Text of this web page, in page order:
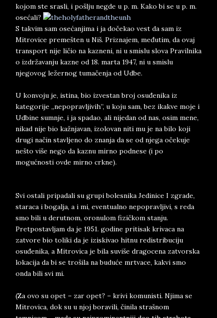
kojom ste srasli, i pošlju negde u p. m. Kako bi se u p. m.
osećali?
S takvim sam osećanjima i ja dočekao vest da sam iz
Mitrovice premešten u Niš. Priznajem, međutim, da ovaj
transport nije ličio na kazneni, ni u smislu slova Pravilnika
o izdržavanju kazne od 18. marta 1947, ni u smislu
njegovog ležernog tumačenja od Udbe.
U konvoju je, istina, bio izvestan broj osuđenika iz
kategorije „nepopravljivih”, u koju sam, bez ikakve moje i
Udbine sumnje, i ja spadao, ali nijedan od nas, osim mene,
nikad nije bio kažnjavan, izolovan niti mu je na bilo koji
drugi način stavljeno do znanja da se od njega očekuje
nešto više nego da kaznu mirno podnese (i po
mogućnosti ovde mirno crkne).
Svi ostali pripadali su grupi bolesnika Jedinice I zgrade,
staraca i bogalja, a i mi, eventualno nepopravljivi, s reda
smo bili u derutnom, oronulom fizičkom stanju.
Pretpostavljam da je 1951. godine pritisak krivaca na
zatvore bio toliki da je iziskivao hitnu redistribuciju
osuđenika, a Mitrovica je bila suviše dragocena zatvorska
lokacija da bi se trošila na buduće mrtvace, kakvi smo
onda bili svi mi.
(Za ovo su opet – zar opet? – krivi komunisti. Njima se
Mitrovica, dok su u njoj boravili, činila strašnom